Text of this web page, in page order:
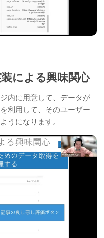
による興味関心
内に用意して、データが
利用して、そのユーザー
うになります。